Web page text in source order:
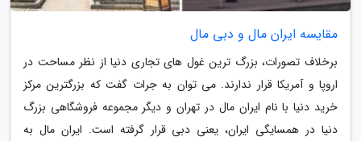
مقایسه ایران مال و دبی مال
برخلاف تصورات، بزرگ ترین غول های تجاری دنیا از نظر مساحت در
اروپا و آمریکا قرار ندارند. می توان به جرات گفت که بزرگترین مرکز
خرید دنیا با نام ایران مال در تهران و دیگر مجموعه فروشگاهی بزرگ
دنیا در همسایگی ایران، یعنی دبی قرار گرفته است. ایران مال به